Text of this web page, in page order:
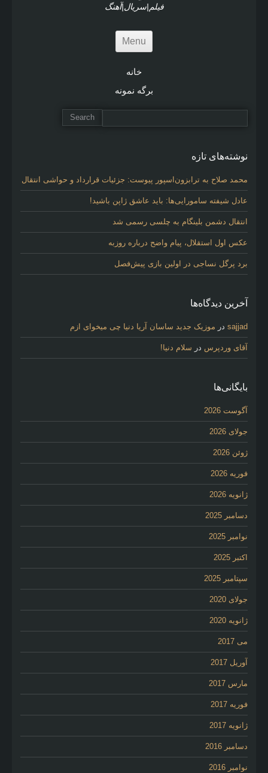
فیلم|سریال|آهنگ
Menu
خانه
برگه نمونه
نوشته‌های تازه
محمد صلاح به ترابزون‌اسپور پیوست: جزئیات قرارداد و حواشی انتقال
عادل شیفته سامورایی‌ها: باید عاشق ژاپن باشید!
انتقال دشمن بلینگام به چلسی رسمی شد
عکس اول استقلال، پیام واضح درباره روزبه
برد پرگل نساجی در اولین بازی پیش‌فصل
آخرین دیدگاه‌ها
sajjad در موزیک جدید ساسان آریا دنیا چی میخوای ازم
آقای وردپرس در سلام دنیا!
بایگانی‌ها
آگوست 2026
جولای 2026
ژوئن 2026
فوریه 2026
ژانویه 2026
دسامبر 2025
نوامبر 2025
اکتبر 2025
سپتامبر 2025
جولای 2020
ژانویه 2020
می 2017
آوریل 2017
مارس 2017
فوریه 2017
ژانویه 2017
دسامبر 2016
نوامبر 2016